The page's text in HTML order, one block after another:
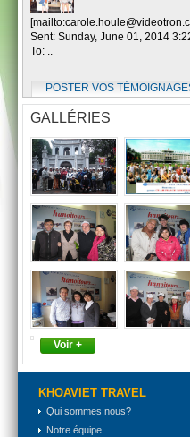
Sent: Sunday, June 01, 2014
To: ..
POSTER VOS
GALLÉRIES
Voir +
KHOAVIET TRAVEL
Qui sommes nous?
Notre équipe